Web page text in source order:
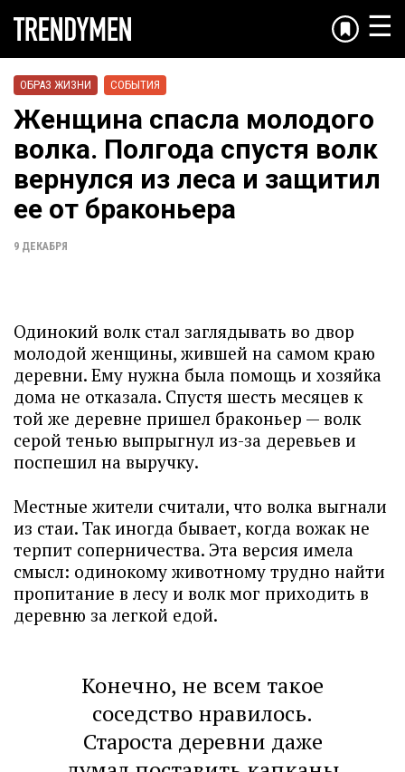
☰
ОБРАЗ ЖИЗНИ СОБЫТИЯ
Женщина спасла молодого
волка. Полгода спустя волк
вернулся из леса и защитил
ее от браконьера
9 ДЕКАБРЯ
Одинокий волк стал заглядывать во двор
молодой женщины, жившей на самом краю
деревни. Ему нужна была помощь и хозяйка
дома не отказала. Спустя шесть месяцев к
той же деревне пришел браконьер — волк
серой тенью выпрыгнул из-за деревьев и
поспешил на выручку.
Местные жители считали, что волка выгнали
из стаи. Так иногда бывает, когда вожак не
терпит соперничества. Эта версия имела
смысл: одинокому животному трудно найти
пропитание в лесу и волк мог приходить в
деревню за легкой едой.
Конечно, не всем такое
соседство нравилось.
Староста деревни даже